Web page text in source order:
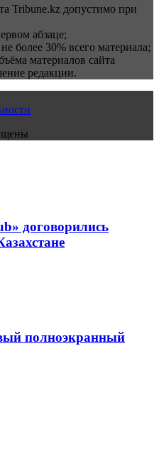
Tribune.kz допустимо при
абзаце;
более 30% всего материала;
материалов сайта
редакции.
договорились
полноэкранный